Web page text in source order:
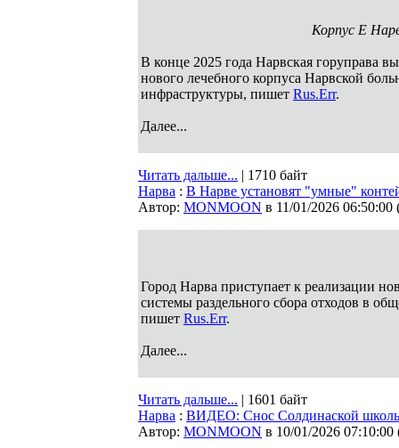
Корпус Е
В конце 2025 года Нарвская горуправа
нового лечебного корпуса Нарвской
инфраструктуры, пишет Rus.Err.
Далее...
Читать дальше... | 1710 байт
Нарва : В Нарве установят "умные"
Автор: MONMOON в 11/01/2026 06:50:00
Город Нарва приступает к реализации
системы раздельного сбора отходов в
пишет Rus.Err.
Далее...
Читать дальше... | 1601 байт
Нарва : ВИДЕО: Снос Солдинаской
Автор: MONMOON в 10/01/2026 07:10:00